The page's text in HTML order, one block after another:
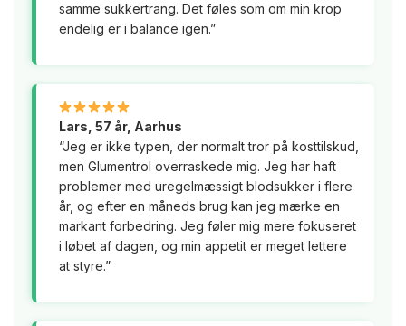
samme sukkertrang. Det føles som om min krop
endelig er i balance igen.”
Lars, 57 år, Aarhus
“Jeg er ikke typen, der normalt tror på kosttilskud,
men Glumentrol overraskede mig. Jeg har haft
problemer med uregelmæssigt blodsukker i flere
år, og efter en måneds brug kan jeg mærke en
markant forbedring. Jeg føler mig mere fokuseret
i løbet af dagen, og min appetit er meget lettere
at styre.”